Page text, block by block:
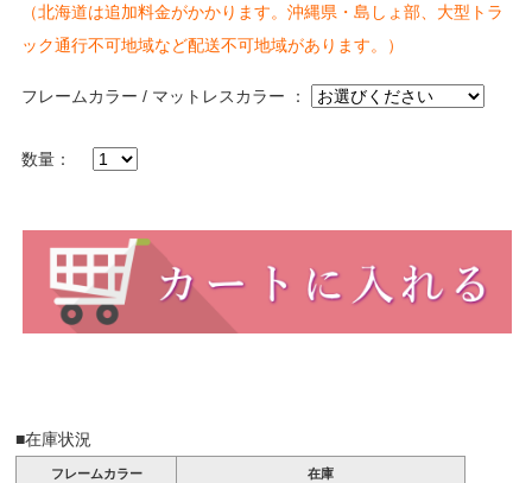
（北海道は追加料金がかかります。沖縄県・島しょ部、大型トラ
ック通行不可地域など配送不可地域があります。）
フレームカラー / マットレスカラー ：
数量：
■在庫状況
フレームカラー 在庫